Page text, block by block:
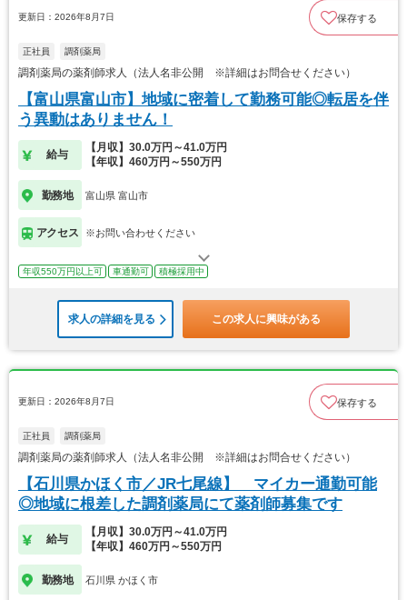
更新日：2026年8月7日 保存する
正社員 調剤薬局
調剤薬局の薬剤師求人（法人名非公開 ※詳細はお問合せください）
【富山県富山市】地域に密着して勤務可能◎転居を伴
う異動はありません！
給与
【月収】30.0万円～41.0万円
【年収】460万円～550万円
勤務地 富山県 富山市
アクセス ※お問い合わせください
年収550万円以上可 車通勤可 積極採用中
求人の詳細を見る この求人に興味がある
更新日：2026年8月7日 保存する
正社員 調剤薬局
調剤薬局の薬剤師求人（法人名非公開 ※詳細はお問合せください）
【石川県かほく市／JR七尾線】 マイカー通勤可能
◎地域に根差した調剤薬局にて薬剤師募集です
給与
【月収】30.0万円～41.0万円
【年収】460万円～550万円
勤務地 石川県 かほく市